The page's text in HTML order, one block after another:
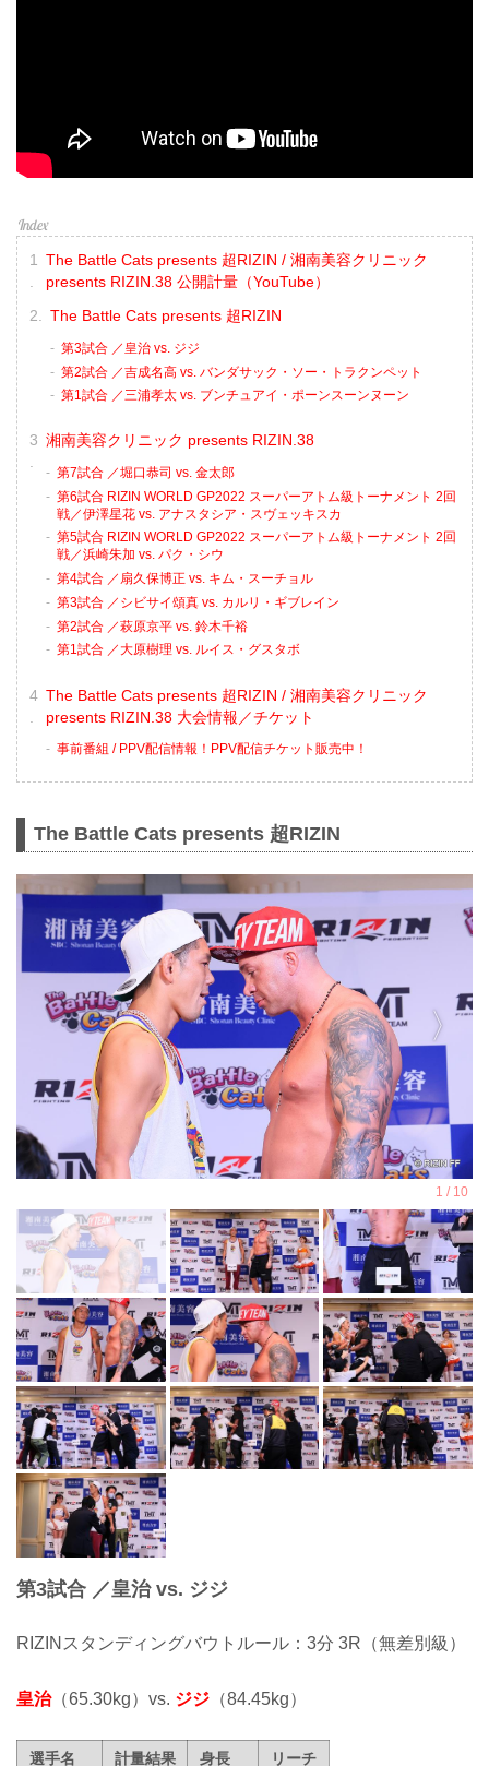
The Battle Cats presents 超RIZIN / 湘南美容クリニック
presents RIZIN.38 公開計量（YouTube）
The Battle Cats presents 超RIZIN
第3試合 ／皇治 vs. ジジ
第2試合 ／吉成名高 vs. バンダサック・ソー・トラクンペット
第1試合 ／三浦孝太 vs. ブンチュアイ・ポーンスーンヌーン
湘南美容クリニック presents RIZIN.38
第7試合 ／堀口恭司 vs. 金太郎
第6試合 RIZIN WORLD GP2022 スーパーアトム級トーナメント 2回
戦／伊澤星花 vs. アナスタシア・スヴェッキスカ
第5試合 RIZIN WORLD GP2022 スーパーアトム級トーナメント 2回
戦／浜崎朱加 vs. パク・シウ
第4試合 ／扇久保博正 vs. キム・スーチョル
第3試合 ／シビサイ頌真 vs. カルリ・ギブレイン
第2試合 ／萩原京平 vs. 鈴木千裕
第1試合 ／大原樹理 vs. ルイス・グスタボ
The Battle Cats presents 超RIZIN / 湘南美容クリニック
presents RIZIN.38 大会情報／チケット
事前番組 / PPV配信情報！PPV配信チケット販売中！
The Battle Cats presents 超RIZIN
第3試合 ／皇治 vs. ジジ
RIZINスタンディングバウトルール：3分 3R（無差別級）
皇治（65.30kg）vs. ジジ （84.45kg）
選手名 計量結果 身長 リーチ